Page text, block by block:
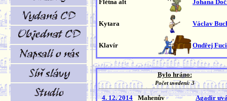
Flétna alt Johana
Kytara Václav
Klavír Ondřej
Bylo hráno:
Počet uvedení: 3
4. 12. 2014
Mahenův
Agadir